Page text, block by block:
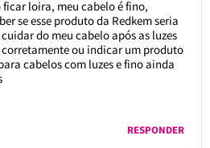
ficar loira, meu cabelo é fino,
se esse produto da Redkem seria
do meu cabelo após as luzes
ou indicar um produto
cabelos com luzes e fino ainda
RESPONDER